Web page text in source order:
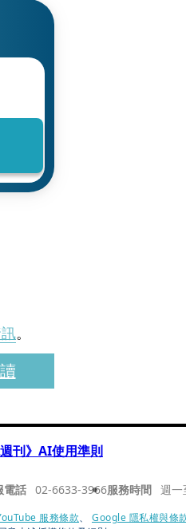
。
週刊》AI使用準則
電話 02-6633-3966服務時間 週一
服務條款、
Google 隱私權與條